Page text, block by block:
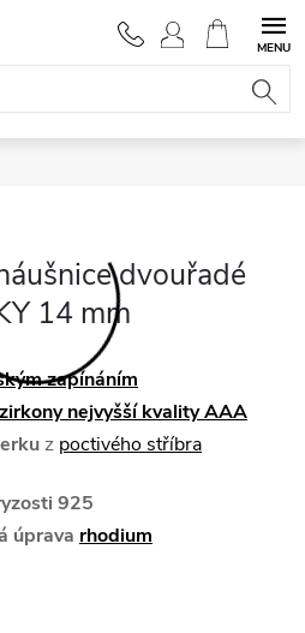
NÁKUPNÍ
KOŠÍK
dvouřadé
14 mm
zapínáním
zirkony nejvyšší kvality AAA
z poctivého stříbra
925
úprava rhodium